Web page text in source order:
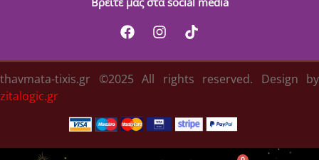
thavmata-tixis.gr ©2025 All rights reserved. Design by
zitalogic.gr